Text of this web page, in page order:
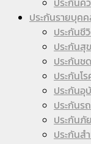
ประกันรายบุค
ประกันชี
ประกันสุ
ประกันช
ประกันโ
ประกันอุ
ประกันร
ประกันภั
ประกันส